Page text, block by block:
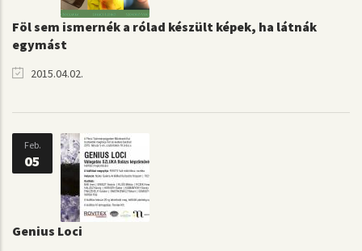
Föl sem ismernék a rólad készült képek, ha látnák
egymást
2015.04.02.
Feb.
05
Genius Loci